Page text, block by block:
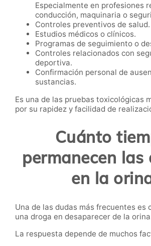
Especialmente en profesiones
conducción, maquinaria o
Controles preventivos de salud.
Estudios médicos o clínicos.
Programas de seguimiento o
Controles relacionados con
deportiva.
Confirmación personal de
sustancias.
Es una de las pruebas toxicológicas
por su rapidez y facilidad de
Cuánto
permanecen las
en la
Una de las dudas más frecuentes es
una droga en desaparecer de la
La respuesta depende de muchos